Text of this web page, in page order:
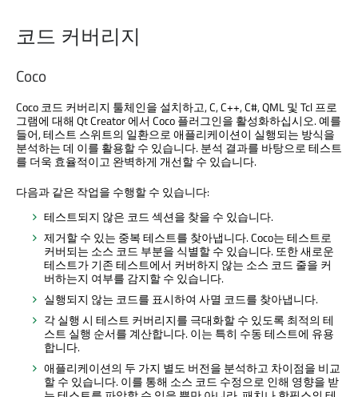
코드 커버리지
Coco
Coco 코드 커버리지 툴체인을 설치하고, C, C++, C#, QML 및 Tcl 프로
그램에 대해 Qt Creator에서 Coco 플러그인을 활성화하십시오. 예를
들어, 테스트 스위트의 일환으로 애플리케이션이 실행되는 방식을
분석하는 데 이를 활용할 수 있습니다. 분석 결과를 바탕으로 테스트
를 더욱 효율적이고 완벽하게 개선할 수 있습니다.
다음과 같은 작업을 수행할 수 있습니다:
테스트되지 않은 코드 섹션을 찾을 수 있습니다.
제거할 수 있는 중복 테스트를 찾아냅니다. Coco는 테스트로
커버되는 소스 코드 부분을 식별할 수 있습니다. 또한 새로운
테스트가 기존 테스트에서 커버하지 않는 소스 코드 줄을 커
버하는지 여부를 감지할 수 있습니다.
실행되지 않는 코드를 표시하여 사멸 코드를 찾아냅니다.
각 실행 시 테스트 커버리지를 극대화할 수 있도록 최적의 테
스트 실행 순서를 계산합니다. 이는 특히 수동 테스트에 유용
합니다.
애플리케이션의 두 가지 별도 버전을 분석하고 차이점을 비교
할 수 있습니다. 이를 통해 소스 코드 수정으로 인해 영향을 받